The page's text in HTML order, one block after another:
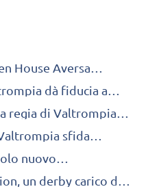
House Aversa
dà fiducia a
regia di Valtrompia
sfida
nuovo
un derby carico di